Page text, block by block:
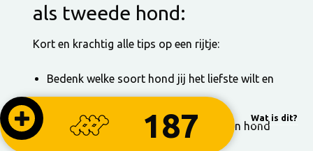
als tweede hond:
Kort en krachtig alle tips op een rijtje:
Bedenk welke soort hond jij het liefste wilt en
Blijf realistisch en ga niet proberen een hond
187 Wat is dit?